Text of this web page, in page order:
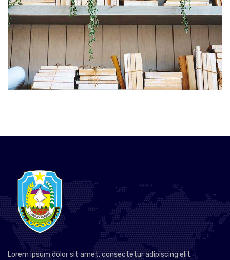
Lorem ipsum dolor sit amet, consectetur adipiscing elit.